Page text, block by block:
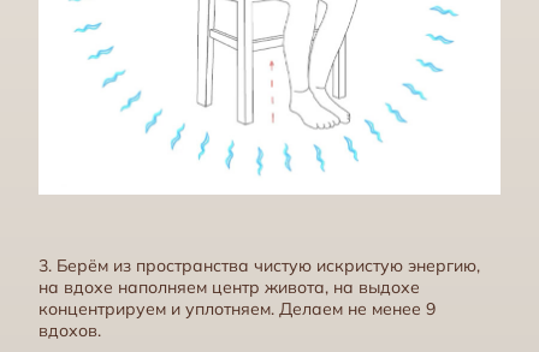
3. Берём из пространства чистую искристую энергию,
на вдохе наполняем центр живота, на выдохе
концентрируем и уплотняем. Делаем не менее 9
вдохов.
Практика Созвучие